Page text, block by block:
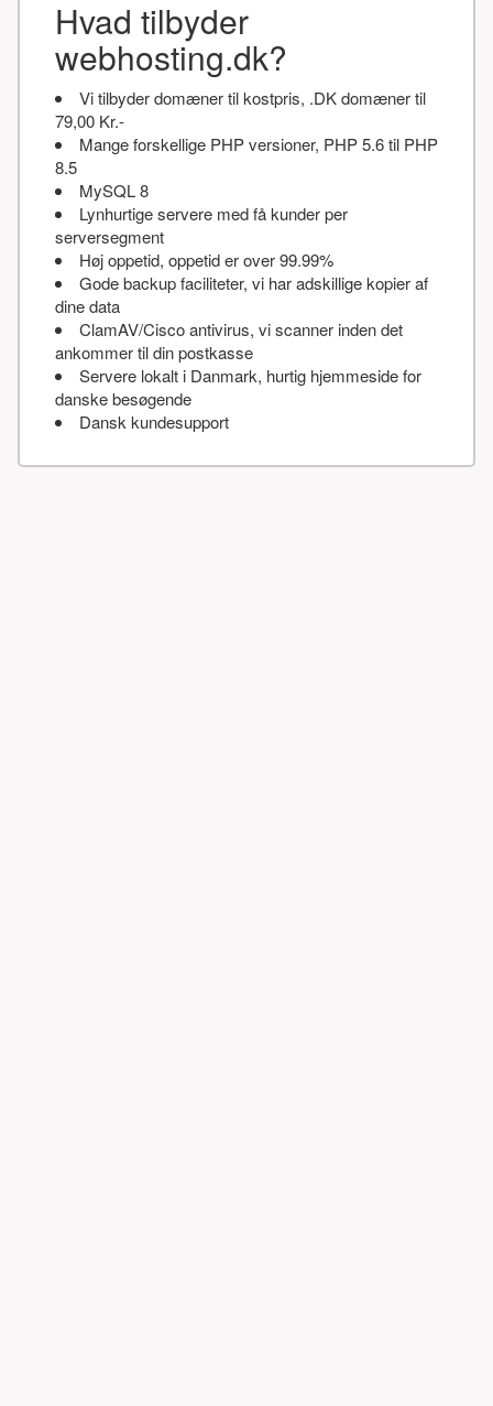
Hvad tilbyder
webhosting.dk?
Vi tilbyder domæner til kostpris, .DK domæner til
79,00 Kr.-
Mange forskellige PHP versioner, PHP 5.6 til PHP
8.5
MySQL 8
Lynhurtige servere med få kunder per
serversegment
Høj oppetid, oppetid er over 99.99%
Gode backup faciliteter, vi har adskillige kopier af
dine data
ClamAV/Cisco antivirus, vi scanner inden det
ankommer til din postkasse
Servere lokalt i Danmark, hurtig hjemmeside for
danske besøgende
Dansk kundesupport